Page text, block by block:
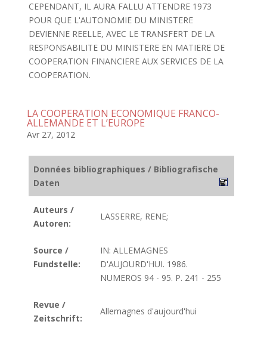
CEPENDANT, IL AURA FALLU ATTENDRE 1973
POUR QUE L'AUTONOMIE DU MINISTERE
DEVIENNE REELLE, AVEC LE TRANSFERT DE LA
RESPONSABILITE DU MINISTERE EN MATIERE DE
COOPERATION FINANCIERE AUX SERVICES DE LA
COOPERATION.
LA COOPERATION ECONOMIQUE FRANCO-
ALLEMANDE ET L’EUROPE
Avr 27, 2012
Données bibliographiques / Bibliografische
Daten
Auteurs /
Autoren:
LASSERRE, RENE;
Source /
Fundstelle:
IN: ALLEMAGNES
D'AUJOURD'HUI. 1986.
NUMEROS 94 - 95. P. 241 - 255
Revue /
Zeitschrift:
Allemagnes d'aujourd'hui